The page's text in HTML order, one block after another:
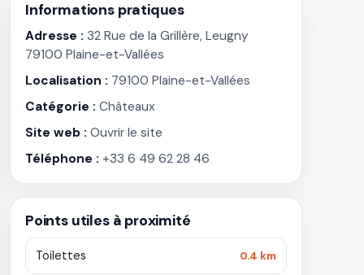
Informations pratiques
Adresse : 32 Rue de la Grillère, Leugny
79100 Plaine-et-Vallées
Localisation : 79100 Plaine-et-Vallées
Catégorie : Châteaux
Site web : Ouvrir le site
Téléphone : +33 6 49 62 28 46
Points utiles à proximité
Toilettes 0.4 km